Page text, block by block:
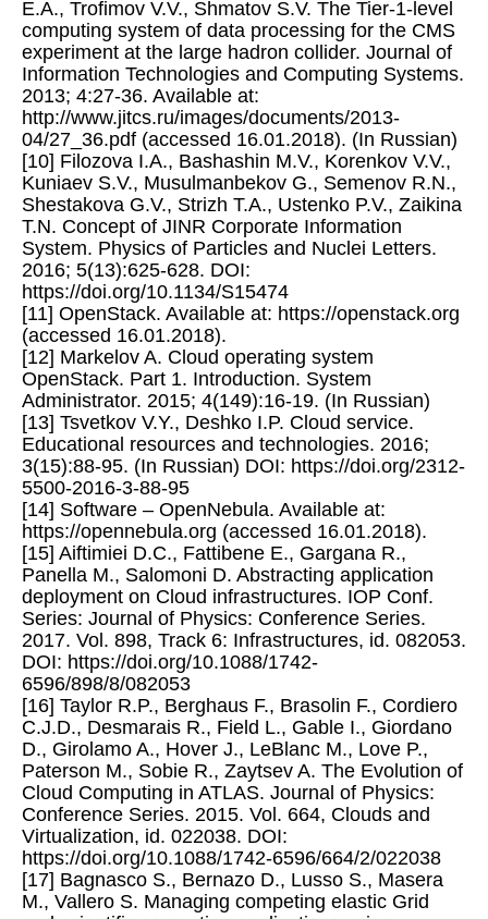
E.A., Trofimov V.V., Shmatov S.V. The Tier-1-level
computing system of data processing for the CMS
experiment at the large hadron collider. Journal of
Information Technologies and Computing Systems.
2013; 4:27-36. Available at:
http://www.jitcs.ru/images/documents/2013-
04/27_36.pdf (accessed 16.01.2018). (In Russian)
[10] Filozova I.A., Bashashin M.V., Korenkov V.V.,
Kuniaev S.V., Musulmanbekov G., Semenov R.N.,
Shestakova G.V., Strizh T.A., Ustenko P.V., Zaikina
T.N. Concept of JINR Corporate Information
System. Physics of Particles and Nuclei Letters.
2016; 5(13):625-628. DOI:
https://doi.org/10.1134/S15474
[11] OpenStack. Available at: https://openstack.org
(accessed 16.01.2018).
[12] Markelov A. Cloud operating system
OpenStack. Part 1. Introduction. System
Administrator. 2015; 4(149):16-19. (In Russian)
[13] Tsvetkov V.Y., Deshko I.P. Cloud service.
Educational resources and technologies. 2016;
3(15):88-95. (In Russian) DOI: https://doi.org/2312-
5500-2016-3-88-95
[14] Software – OpenNebula. Available at:
https://opennebula.org (accessed 16.01.2018).
[15] Aiftimiei D.C., Fattibene E., Gargana R.,
Panella M., Salomoni D. Abstracting application
deployment on Cloud infrastructures. IOP Conf.
Series: Journal of Physics: Conference Series.
2017. Vol. 898, Track 6: Infrastructures, id. 082053.
DOI: https://doi.org/10.1088/1742-
6596/898/8/082053
[16] Taylor R.P., Berghaus F., Brasolin F., Cordiero
C.J.D., Desmarais R., Field L., Gable I., Giordano
D., Girolamo A., Hover J., LeBlanc M., Love P.,
Paterson M., Sobie R., Zaytsev A. The Evolution of
Cloud Computing in ATLAS. Journal of Physics:
Conference Series. 2015. Vol. 664, Clouds and
Virtualization, id. 022038. DOI:
https://doi.org/10.1088/1742-6596/664/2/022038
[17] Bagnasco S., Bernazo D., Lusso S., Masera
M., Vallero S. Managing competing elastic Grid